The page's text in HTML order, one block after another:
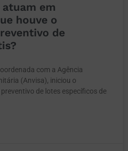
atuam em
houve o
de
com a Agência
(Anvisa), iniciou o
de lotes específicos de